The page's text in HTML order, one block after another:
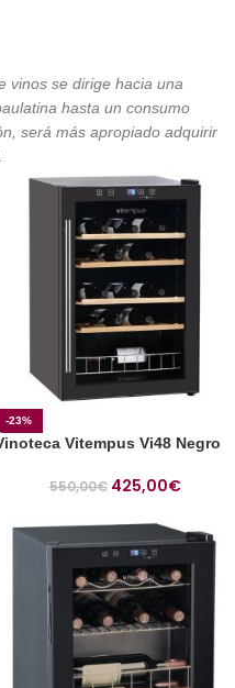
vinos se dirige hacia una
hasta un consumo
será más apropiado adquirir
-23%
Vitempus Vi48 Negro
550,00€ 425,00€